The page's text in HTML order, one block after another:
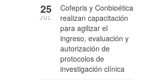
Cofepris y Conbioética
realizan capacitación
para agilizar el
ingreso, evaluación y
autorización de
protocolos de
investigación clínica
25
JUL